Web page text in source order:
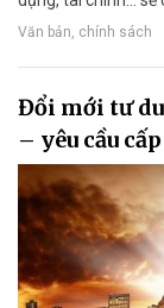
Văn bản, chính sách
Đổi mới tư
– yêu cầu